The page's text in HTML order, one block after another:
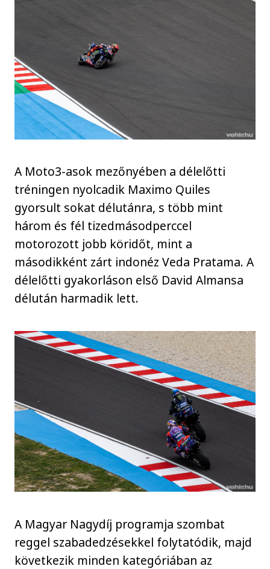
A Moto3-asok mezőnyében a délelőtti
tréningen nyolcadik Maximo Quiles
gyorsult sokat délutánra, s több mint
három és fél tizedmásodperccel
motorozott jobb köridőt, mint a
másodikként zárt indonéz Veda Pratama. A
délelőtti gyakorláson első David Almansa
délután harmadik lett.
A Magyar Nagydíj programja szombat
reggel szabadedzésekkel folytatódik, majd
következik minden kategóriában az